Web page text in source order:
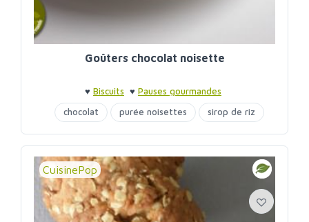
Goûters chocolat noisette
♥ Biscuits ♥ Pauses gourmandes
chocolat
purée noisettes sirop de riz
CuisinePop